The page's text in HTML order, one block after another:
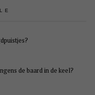
de baard in de keel?